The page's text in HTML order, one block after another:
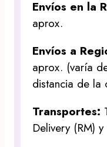
Envíos en la
aprox.
Envíos a
aprox. (varía
distancia de la
Transportes:
Delivery (RM)